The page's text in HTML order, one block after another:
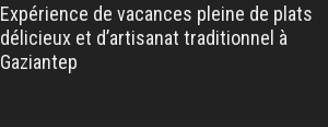
Expérience de vacances pleine de plats
délicieux et d’artisanat traditionnel à
Gaziantep